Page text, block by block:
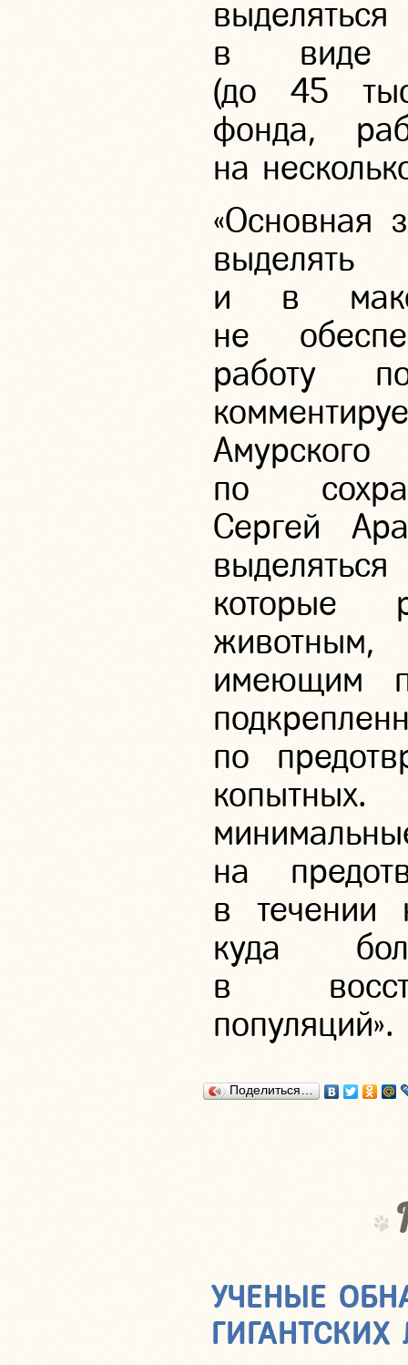
в виде
(до 45
фонда,
на
«Основная
и в
не
работу
по
Сергей
выделяться
которые
имеющим
по
на
в течении
куда
в
популяций».
Поделиться…
УЧЕНЫЕ